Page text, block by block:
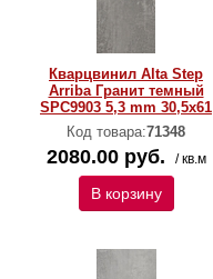
Кварцвинил Alta Step
Arriba Гранит темный
SPC9903 5,3 mm 30,5х61
Код товара:71348
2080.00 руб. / кв.м
В корзину